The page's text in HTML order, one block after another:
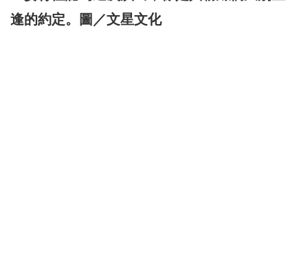
逢的約定。圖／文星文化